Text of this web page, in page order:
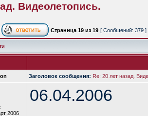
Видеолетопись.
Страница 19 из 19 [ Сообщений: 379 ]
Заголовок сообщения: Re: 20 лет назад.
2006
06.04.2006